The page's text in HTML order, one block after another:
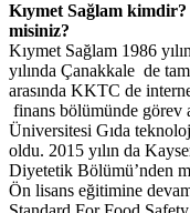
Kıymet Sağlam
misiniz?
Kıymet Sağlam 1986
yılında Çanakkale de
arasında KKTC de
finans bölümünde görev
Üniversitesi Gıda
oldu. 2015 yılın da
Diyetetik Bölümü’nden
Ön lisans eğitimine